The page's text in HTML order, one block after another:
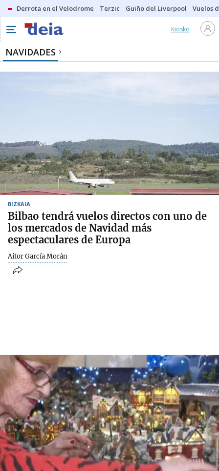
Derrota en el Velodrome Terzic Guiño del Liverpool Vuelos
Kiosko
NAVIDADES
BIZKAIA
Bilbao tendrá vuelos directos con uno de
los mercados de Navidad más
espectaculares de Europa
Aitor García Morán